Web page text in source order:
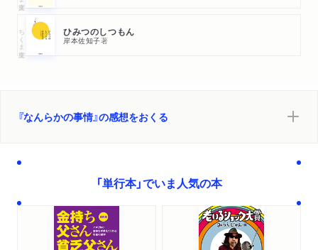
ちくま文庫 ひみつのしつもん
岸本佐知子著
『なんらかの事情』の感想をおくる
「単行本」でいま人気の本